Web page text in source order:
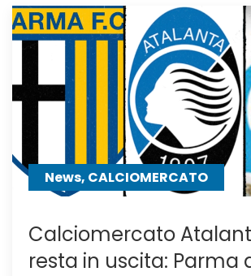
News, CALCIOMERCATO
Calciomercato
resta in uscita: Parma